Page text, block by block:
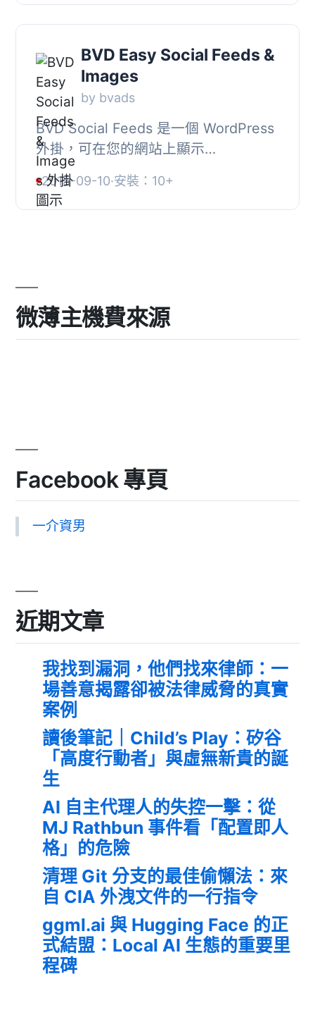
到個人網站...
BVD Easy Social Feeds &
Images
by bvads
BVD Social Feeds 是一個 WordPress
外掛，可在您的網站上顯示
Facebook、Twitter 或 Instagram 的
任何公開資訊。該外掛旨在快速且易於
設定，使用者可以個別...
2015-09-10·安裝：10+
微薄主機費來源
Facebook 專頁
一介資男
近期文章
我找到漏洞，他們找來律師：一
場善意揭露卻被法律威脅的真實
案例
讀後筆記｜Child’s Play：矽谷
「高度行動者」與虛無新貴的誕
生
AI 自主代理人的失控一擊：從
MJ Rathbun 事件看「配置即人
格」的危險
清理 Git 分支的最佳偷懶法：來
自 CIA 外洩文件的一行指令
ggml.ai 與 Hugging Face 的正
式結盟：Local AI 生態的重要里
程碑